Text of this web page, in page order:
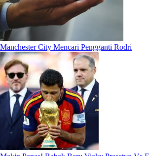
Manchester City Mencari Pengganti Rodri